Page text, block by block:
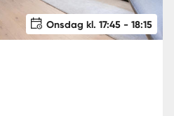
Onsdag kl. 17:45 - 18:15